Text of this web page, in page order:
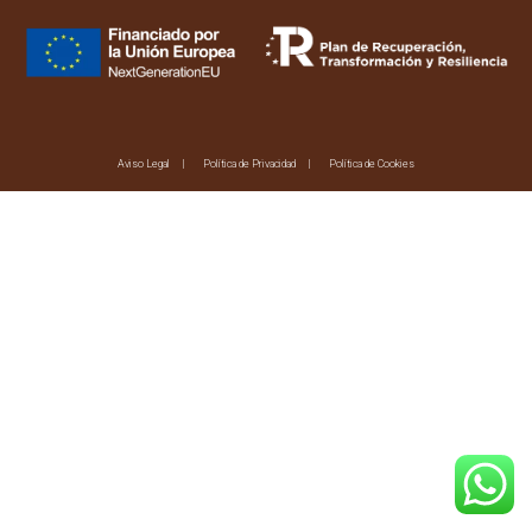
Aviso Legal Política de Privacidad Política de Cookies